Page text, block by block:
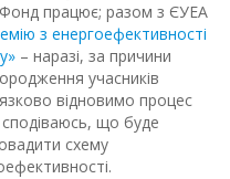
працює; разом з ЄУЕА
з енергоефективності
– наразі, за причини
учасників
відновимо процес
що буде
схему